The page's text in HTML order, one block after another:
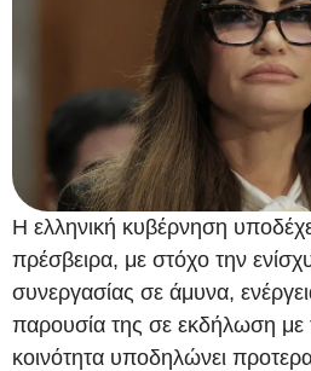
Η ελληνική κυβέρνηση
πρέσβειρα, με στόχο την
συνεργασίας σε άμυνα,
παρουσία της σε εκδήλωση με
κοινότητα υποδηλώνει